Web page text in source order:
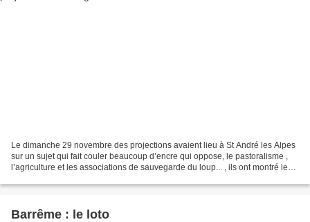
Le dimanche 29 novembre des projections avaient lieu à St André les Alpes
sur un sujet qui fait couler beaucoup d’encre qui oppose, le pastoralisme ,
l’agriculture et les associations de sauvegarde du loup... , ils ont montré les
Barrême : le loto